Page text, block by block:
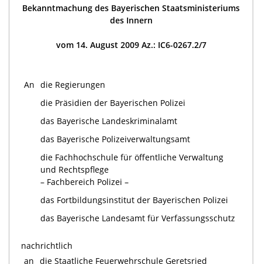
Bekanntmachung des Bayerischen Staatsministeriums
des Innern
vom 14. August 2009 Az.: IC6-0267.2/7
An die Regierungen
die Präsidien der Bayerischen Polizei
das Bayerische Landeskriminalamt
das Bayerische Polizeiverwaltungsamt
die Fachhochschule für öffentliche Verwaltung
und Rechtspflege
– Fachbereich Polizei –
das Fortbildungsinstitut der Bayerischen Polizei
das Bayerische Landesamt für Verfassungsschutz
nachrichtlich
an die Staatliche Feuerwehrschule Geretsried